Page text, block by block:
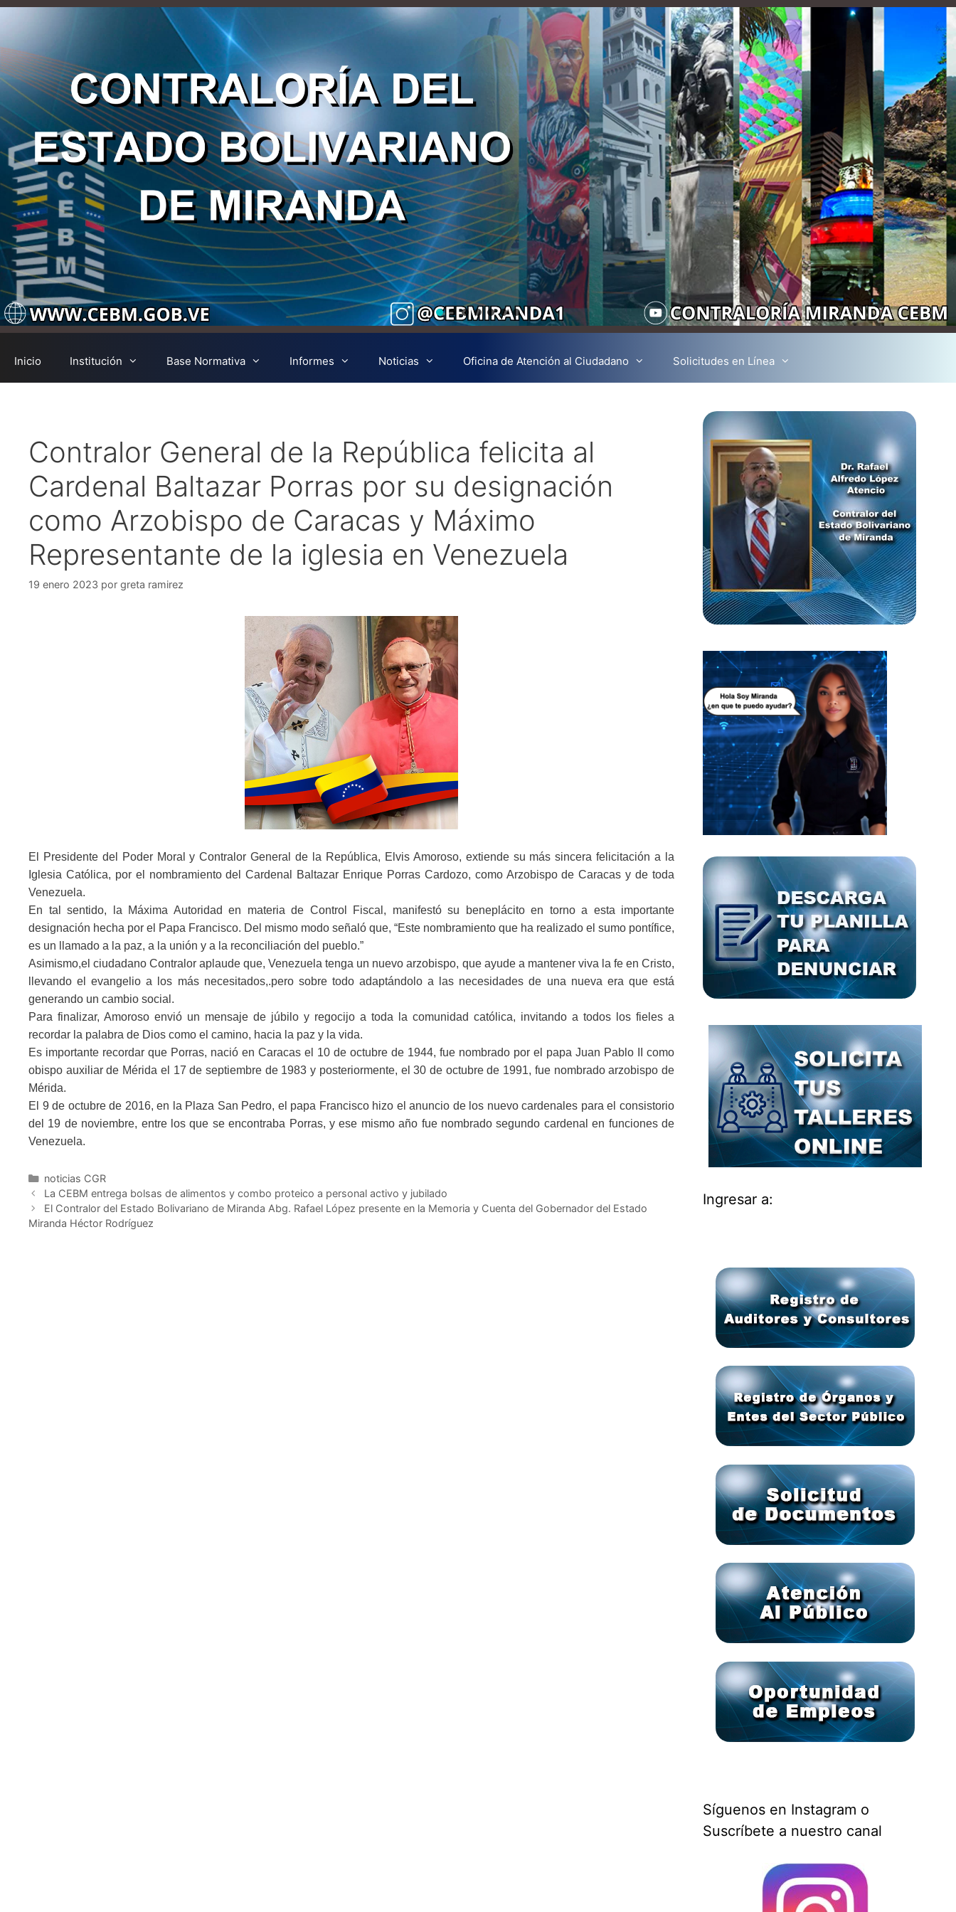
Inicio Institución Base Normativa Informes Noticias Oficina de Atención al Ciudadano Solicitudes en Línea
Contralor General de la República felicita al
Cardenal Baltazar Porras por su designación
como Arzobispo de Caracas y Máximo
Representante de la iglesia en Venezuela
19 enero 2023 por greta ramirez
El Presidente del Poder Moral y Contralor General de la República, Elvis Amoroso, extiende su más sincera felicitación a la
Iglesia Católica, por el nombramiento del Cardenal Baltazar Enrique Porras Cardozo, como Arzobispo de Caracas y de toda
Venezuela.
En tal sentido, la Máxima Autoridad en materia de Control Fiscal, manifestó su beneplácito en torno a esta importante
designación hecha por el Papa Francisco. Del mismo modo señaló que, “Este nombramiento que ha realizado el sumo pontífice,
es un llamado a la paz, a la unión y a la reconciliación del pueblo.”
Asimismo,el ciudadano Contralor aplaude que, Venezuela tenga un nuevo arzobispo, que ayude a mantener viva la fe en Cristo,
llevando el evangelio a los más necesitados,.pero sobre todo adaptándolo a las necesidades de una nueva era que está
generando un cambio social.
Para finalizar, Amoroso envió un mensaje de júbilo y regocijo a toda la comunidad católica, invitando a todos los fieles a
recordar la palabra de Dios como el camino, hacia la paz y la vida.
Es importante recordar que Porras, nació en Caracas el 10 de octubre de 1944, fue nombrado por el papa Juan Pablo II como
obispo auxiliar de Mérida el 17 de septiembre de 1983 y posteriormente, el 30 de octubre de 1991, fue nombrado arzobispo de
Mérida.
El 9 de octubre de 2016, en la Plaza San Pedro, el papa Francisco hizo el anuncio de los nuevo cardenales para el consistorio
del 19 de noviembre, entre los que se encontraba Porras, y ese mismo año fue nombrado segundo cardenal en funciones de
Venezuela.
noticias CGR
La CEBM entrega bolsas de alimentos y combo proteico a personal activo y jubilado
El Contralor del Estado Bolivariano de Miranda Abg. Rafael López presente en la Memoria y Cuenta del Gobernador del Estado
Miranda Héctor Rodríguez
Ingresar a:
Síguenos en Instagram o
Suscríbete a nuestro canal